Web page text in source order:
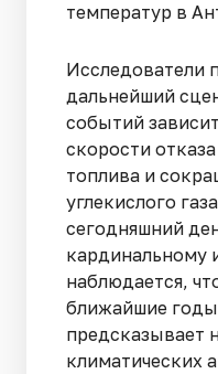
температур в
Исследователи
дальнейший
событий
скорости
топлива и
углекислого
сегодняшний
кардинальному
наблюдается,
ближайшие
предсказывает
климатических